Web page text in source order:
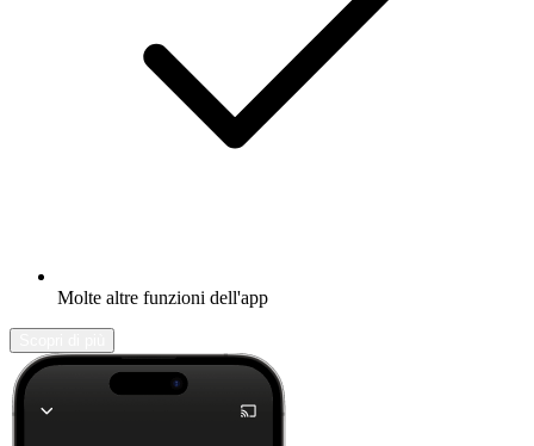
Molte altre funzioni dell'app